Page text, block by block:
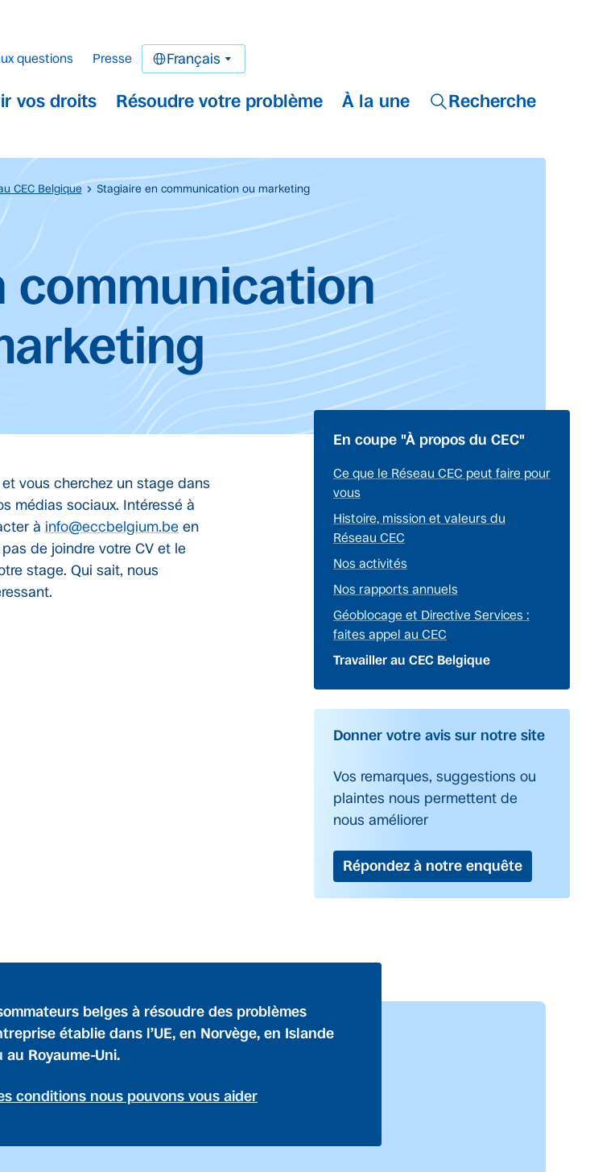
vos droits Résoudre votre problème À la une Recherche
questions Presse Français
CEC Belgique Stagiaire en communication ou marketing
communication
vous cherchez un stage dans
médias sociaux. Intéressé à
à info@eccbelgium.be en
de joindre votre CV et le
stage. Qui sait, nous
En coupe "À propos du CEC"
Ce que le Réseau CEC peut faire pour
vous
Histoire, mission et valeurs du
Réseau CEC
Nos activités
Nos rapports annuels
Géoblocage et Directive Services :
faites appel au CEC
Travailler au CEC Belgique
Donner votre avis sur notre site
Vos remarques, suggestions ou
plaintes nous permettent de
nous améliorer
Répondez à notre enquête
belges à résoudre des problèmes
établie dans l’UE, en Norvège, en Islande
au Royaume-Uni.
conditions nous pouvons vous aider